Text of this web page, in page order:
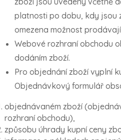
platnosti po dobu, kdy jsou
omezena možnost
Webové rozhraní obchodu
dodáním zboží.
Pro objednání zboží vyplní
Objednávkový formulář
objednávaném zboží
rozhraní obchodu),
způsobu úhrady kupní ceny